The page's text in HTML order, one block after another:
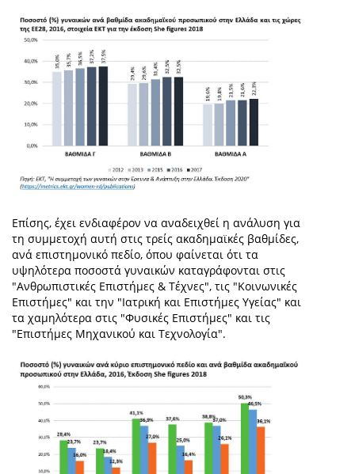
Επίσης, έχει ενδιαφέρον να αναδειχθεί η ανάλυση για
τη συμμετοχή αυτή στις τρείς ακαδημαϊκές βαθμίδες,
ανά επιστημονικό πεδίο, όπου φαίνεται ότι τα
υψηλότερα ποσοστά γυναικών καταγράφονται στις
"Ανθρωπιστικές Επιστήμες & Τέχνες", τις "Κοινωνικές
Επιστήμες" και την "Ιατρική και Επιστήμες Υγείας" και
τα χαμηλότερα στις "Φυσικές Επιστήμες" και τις
"Επιστήμες Μηχανικού και Τεχνολογία".